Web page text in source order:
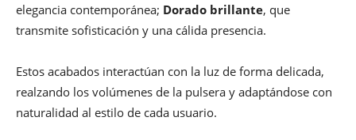
elegancia contemporánea; Dorado brillante, que
transmite sofisticación y una cálida presencia.
Estos acabados interactúan con la luz de forma delicada,
realzando los volúmenes de la pulsera y adaptándose con
naturalidad al estilo de cada usuario.